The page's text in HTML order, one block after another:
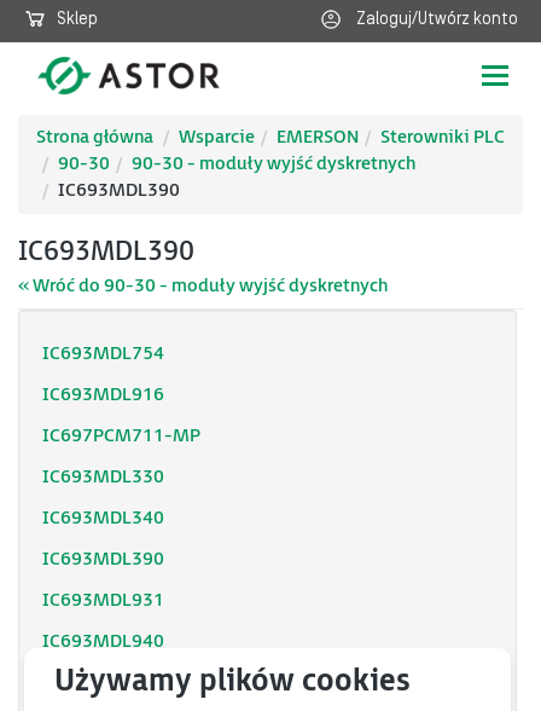
Sklep Zaloguj/Utwórz konto
Strona główna
Wsparcie EMERSON
Sterowniki PLC
90-30
90-30 - moduły wyjść dyskretnych
IC693MDL390
IC693MDL390
« Wróć do 90-30 - moduły wyjść dyskretnych
IC693MDL754
IC693MDL916
IC697PCM711-MP
IC693MDL330
IC693MDL340
IC693MDL390
IC693MDL931
IC693MDL940
IC693MDL734